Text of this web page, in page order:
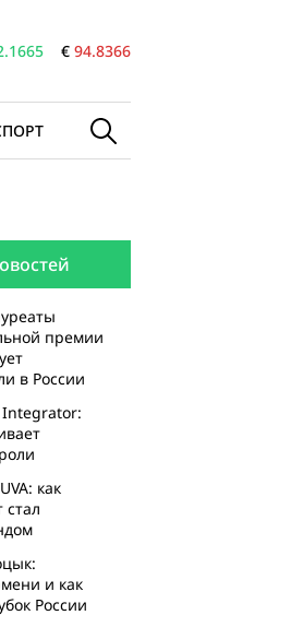
€ 94.8366
премии
в России
как
и как
России